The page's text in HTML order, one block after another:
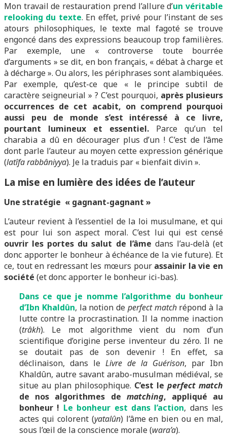
Mon travail de restauration prend l’allure d’un véritable
relooking du texte. En effet, privé pour l’instant de ses
atours philosophiques, le texte mal fagoté se trouve
engoncé dans des expressions beaucoup trop familières.
Par exemple, une « controverse toute bourrée
d’arguments » se dit, en bon français, « débat à charge et
à décharge ». Ou alors, les périphrases sont alambiquées.
Par exemple, qu’est-ce que « le principe subtil de
caractère seigneurial » ? C’est pourquoi, après plusieurs
occurrences de cet acabit, on comprend pourquoi
aussi peu de monde s’est intéressé à ce livre,
pourtant lumineux et essentiel. Parce qu’un tel
charabia a dû en décourager plus d’un ! C’est de l’âme
dont parle l’auteur au moyen cette expression générique
(latîfarabbâniyya). Je la traduis par « bienfait divin ».
La mise en lumière des idées de l’auteur
Une stratégie « gagnant-gagnant »
L’auteur revient à l’essentiel de la loi musulmane, et qui
est pour lui son aspect moral. C’est lui qui est censé
ouvrir les portes du salut de l’âme dans l’au-delà (et
donc apporter le bonheur à échéance de la vie future). Et
ce, tout en redressant les mœurs pour assainir la vie en
société (et donc apporter le bonheur ici-bas).
Dans ce que je nomme l’algorithme du bonheur
d’Ibn Khaldûn, la notion de perfect match répond à la
lutte contre la procrastination. Il la nomme inaction
(trâkh). Le mot algorithme vient du nom d’un
scientifique d’origine perse inventeur du zéro. Il ne
se doutait pas de son devenir ! En effet, sa
déclinaison, dans le Livre de la Guérison, par Ibn
Khaldûn, autre savant arabo-musulman médiéval, se
situe au plan philosophique. C’est le perfect match
de nos algorithmes de matching, appliqué au
bonheur ! Le bonheur est dans l’action, dans les
actes qui colorent (yatalûn) l’âme en bien ou en mal,
sous l’œil de la conscience morale (wara’a).